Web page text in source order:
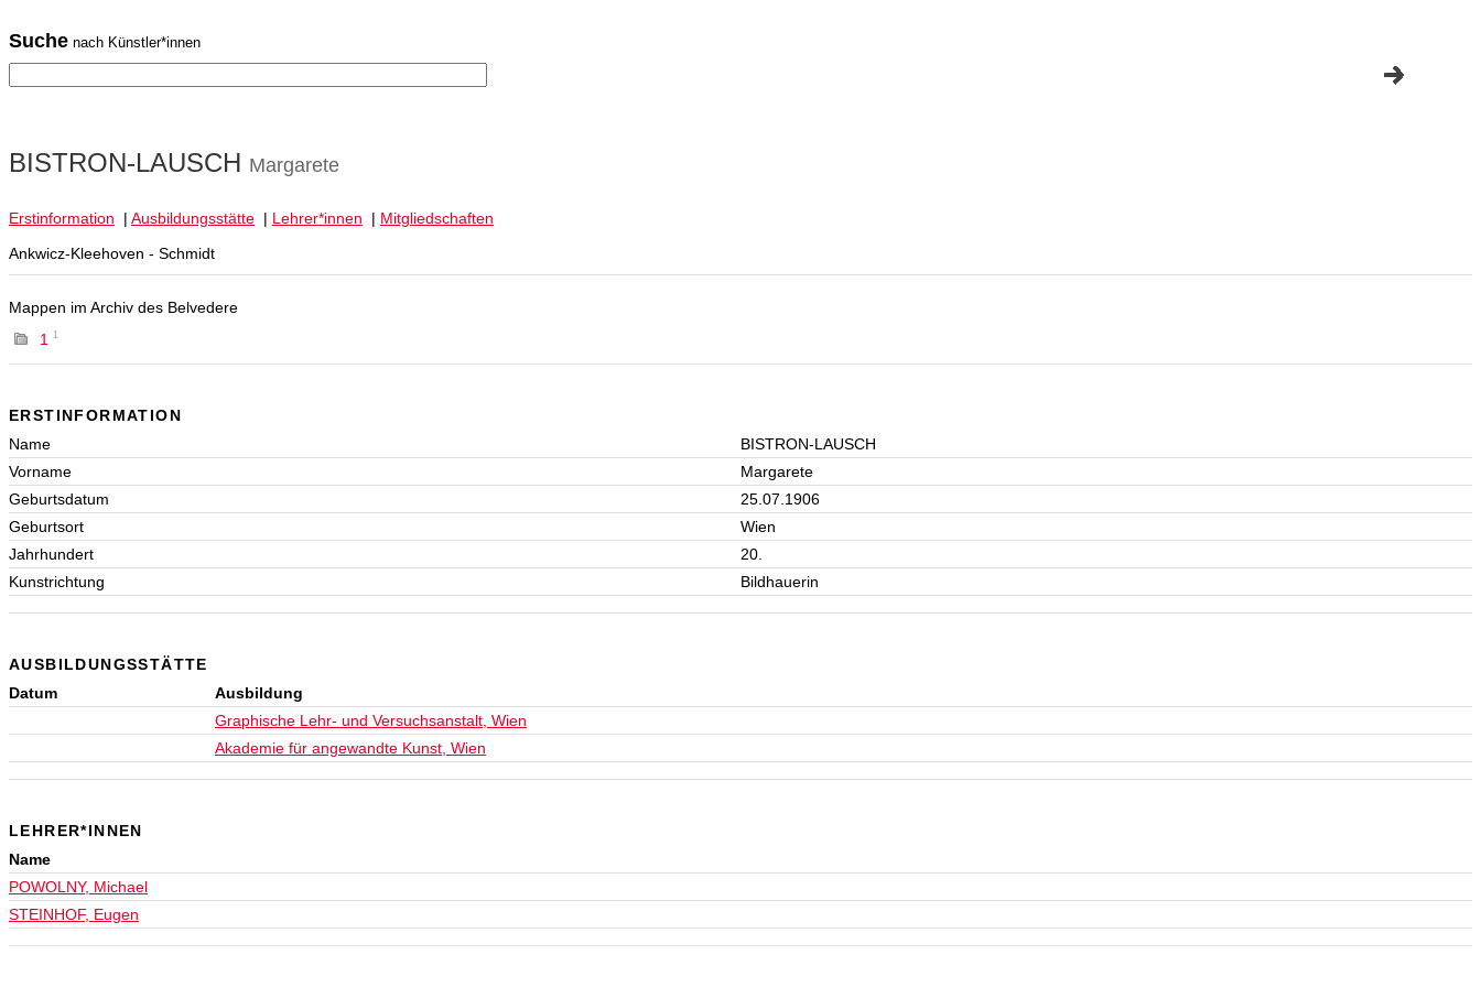
Suche nach Künstler*innen
BISTRON-LAUSCH Margarete
Erstinformation | Ausbildungsstätte | Lehrer*innen | Mitgliedschaften
Ankwicz-Kleehoven - Schmidt
Mappen im Archiv des Belvedere
1
1
ERSTINFORMATION
Name
BISTRON-LAUSCH
Vorname
Margarete
Geburtsdatum
25.07.1906
Geburtsort
Wien
Jahrhundert
20.
Kunstrichtung
Bildhauerin
AUSBILDUNGSSTÄTTE
Datum
Ausbildung
Graphische Lehr- und Versuchsanstalt, Wien
Akademie für angewandte Kunst, Wien
LEHRER*INNEN
Name
POWOLNY, Michael
STEINHOF, Eugen